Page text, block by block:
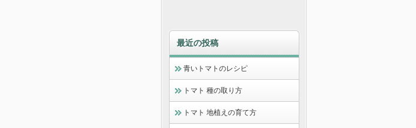
最近の投稿
青いトマトのレシピ
トマト 種の取り方
トマト 地植えの育て方